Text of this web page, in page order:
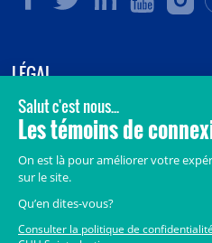
LÉGAL
© 2006-2026CHU Sainte-Justine.
Tous droits réservés.
Accès aux documents des